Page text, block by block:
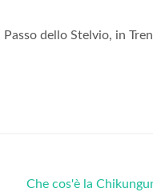
dello Stelvio, in
Che cos'è la